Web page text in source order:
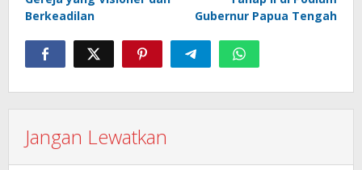
Berkeadilan
Gubernur Papua Tengah
Jangan Lewatkan